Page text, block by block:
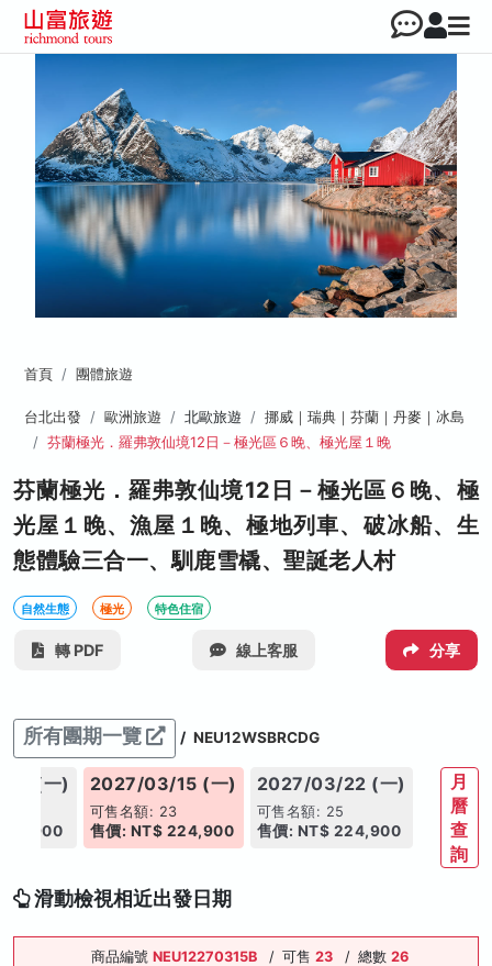
首頁 團體旅遊
台北出發 歐洲旅遊 北歐旅遊
挪威｜瑞典｜芬蘭｜丹麥｜冰島
芬蘭極光．羅弗敦仙境12日－極光區６晚、極光屋１晚
芬蘭極光．羅弗敦仙境12日－極光區６晚、極
光屋１晚、漁屋１晚、極地列車、破冰船、生
態體驗三合一、馴鹿雪橇、聖誕老人村
自然生態 極光 特色住宿
轉 PDF 線上客服 分享
所有團期一覽 / NEU12WSBRCDG
(一) 2027/03/15 (一)
可售名額: 23
售價: NT$ 224,900
2027/03/22 (一)
可售名額: 25
售價: NT$ 224,900
月
曆
查
詢
滑動檢視相近出發日期
商品編號 NEU12270315B / 可售 23 / 總數 26